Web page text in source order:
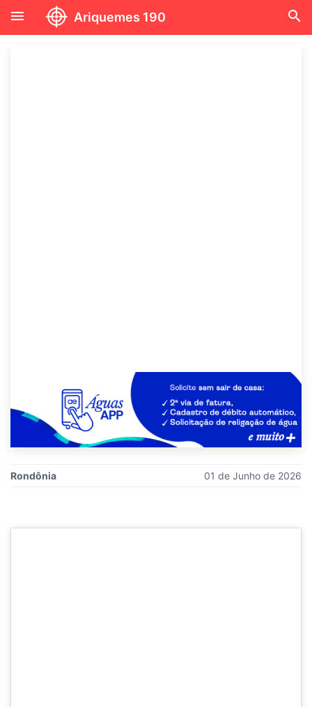
menu Ariquemes 190 search
Rondônia 01 de Junho de 2026